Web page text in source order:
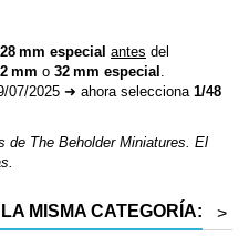
28 mm especial antes del
mm o 32 mm especial .
07/2025 ➜ ahora selecciona 1/48
de The Beholder Miniatures. El
MISMA CATEGORÍA:
>